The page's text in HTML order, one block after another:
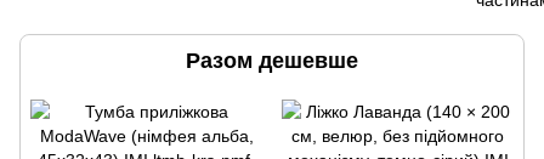
Разом дешевше